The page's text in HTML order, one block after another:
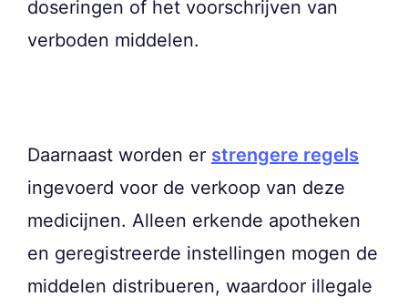
doseringen of het voorschrijven van
verboden middelen.
Daarnaast worden er strengere regels
ingevoerd voor de verkoop van deze
medicijnen. Alleen erkende apotheken
en geregistreerde instellingen mogen de
middelen distribueren, waardoor illegale